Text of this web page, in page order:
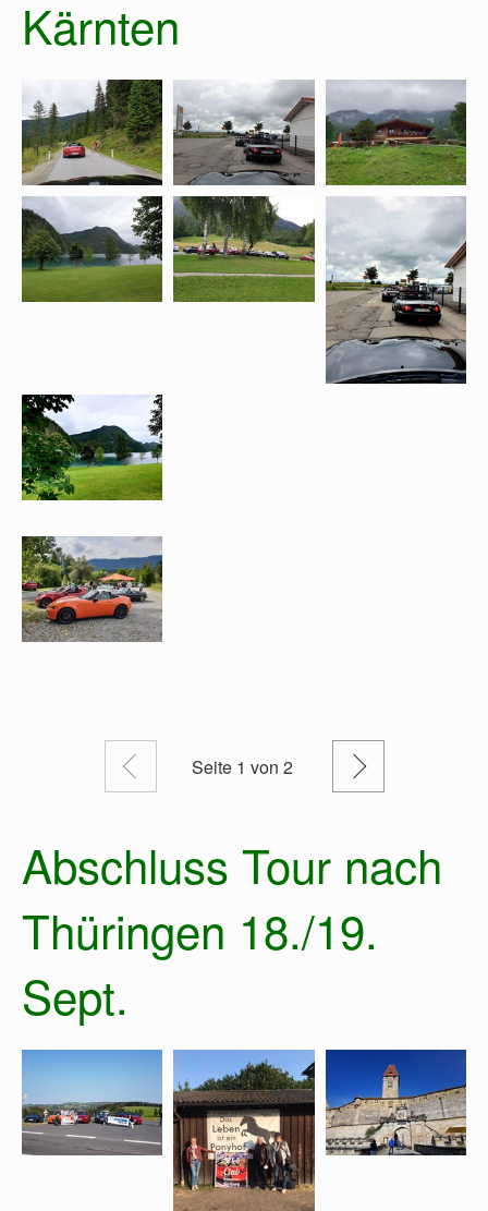
Kärnten
Zurück
Seite 1 von 2
Abschluss Tour nach
Thüringen 18./19.
Sept.